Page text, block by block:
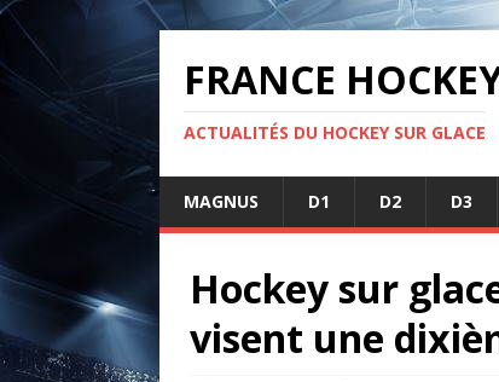
FRANCE
ACTUALITÉS DU HOCKEY SUR GLACE
MAGNUS D1 D2 D3
Hockey sur
visent une